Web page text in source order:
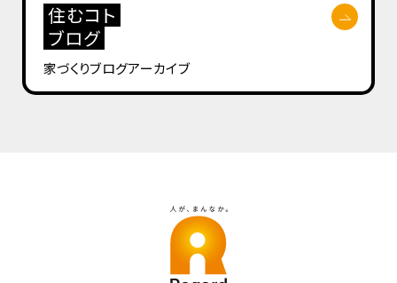
住むコト
ブログ
家づくりブログアーカイブ